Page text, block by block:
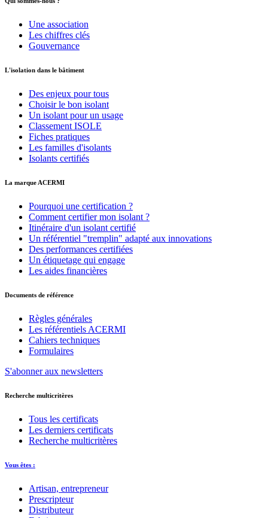
Une association
Les chiffres clés
Gouvernance
L'isolation dans le bâtiment
Des enjeux pour tous
Choisir le bon isolant
Un isolant pour un usage
Classement ISOLE
Fiches pratiques
Les familles d'isolants
Isolants certifiés
La marque ACERMI
Pourquoi une certification ?
Comment certifier mon isolant ?
Itinéraire d'un isolant certifié
Un référentiel "tremplin" adapté aux innovations
Des performances certifiées
Un étiquetage qui engage
Les aides financières
Documents de référence
Règles générales
Les référentiels ACERMI
Cahiers techniques
Formulaires
S'abonner aux newsletters
Recherche multicritères
Tous les certificats
Les derniers certificats
Recherche multicritères
Vous êtes :
Artisan, entrepreneur
Prescripteur
Distributeur